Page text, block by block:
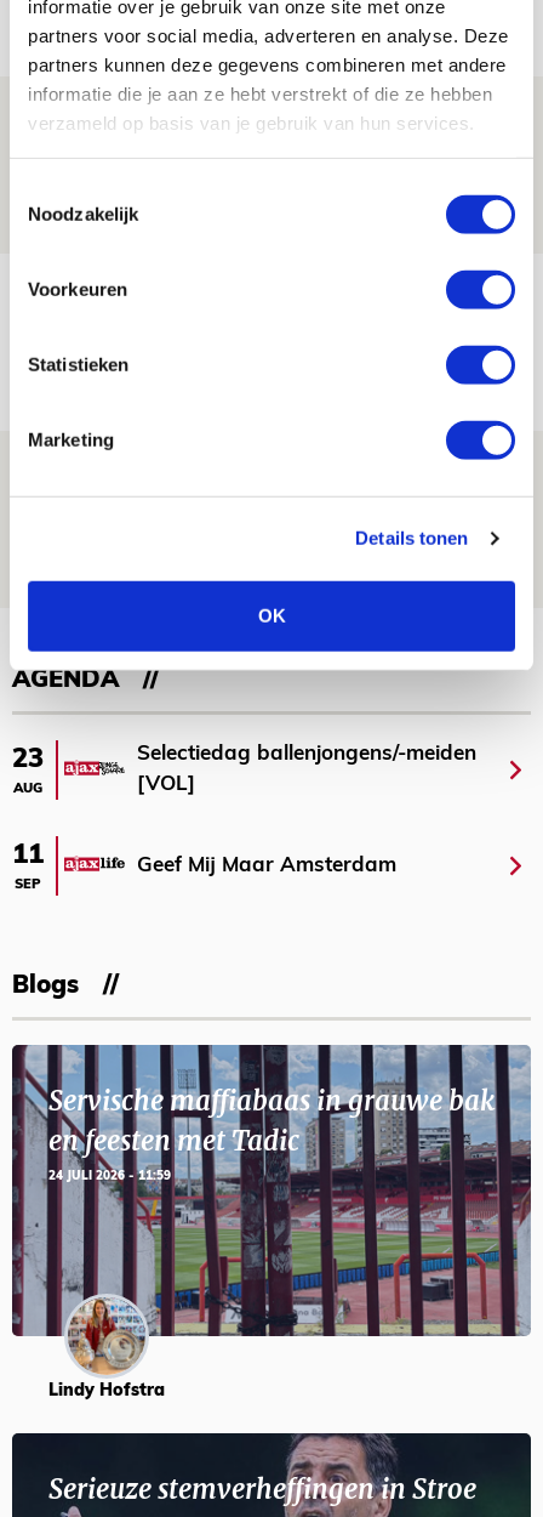
informatie over je gebruik van onze site met onze
partners voor social media, adverteren en analyse. Deze
partners kunnen deze gegevens combineren met andere
informatie die je aan ze hebt verstrekt of die ze hebben
verzameld op basis van je gebruik van hun services.
Noodzakelijk
Voorkeuren
Statistieken
Marketing
Details tonen
OK
Net binnen //
Is dit de laatste wallpaper van Godts in
de Johan Cruijff Arena?
NIEUWS
Trotse Klaassen: ‘Vierhonderd duels
06 AUGUSTUS 2026 - 23:43
reist met vertrouwen naar Dublin
AGENDA
23
AUG
Selectiedag ballenjongens/-meiden
[VOL]
11
SEP
Geef Mij Maar Amsterdam
Blogs
Servische maffiabaas in grauwe bak
en feesten met Tadic
24 JULI 2026 - 11:59
Lindy Hofstra
Serieuze stemverheffingen in Stroe